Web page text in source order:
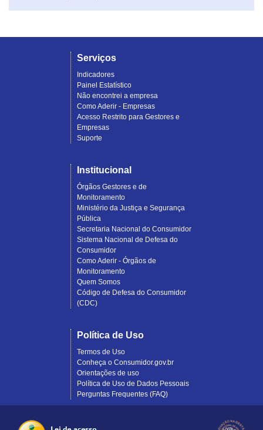
Serviços
Indicadores
Painel Estatístico
Não encontrei a empresa
Como Aderir - Empresas
Acesso Restrito para Gestores e
Empresas
Suporte
Institucional
Órgãos Gestores e de
Monitoramento
Ministério da Justiça e Segurança
Pública
Secretaria Nacional do Consumidor
Sistema Nacional de Defesa do
Consumidor
Como Aderir - Órgãos de
Monitoramento
Quem Somos
Código de Defesa do Consumidor
(CDC)
Política de Uso
Termos de Uso
Conheça o Consumidor.gov.br
Orientações de uso
Política de Uso de Dados Pessoais
Perguntas Frequentes (FAQ)